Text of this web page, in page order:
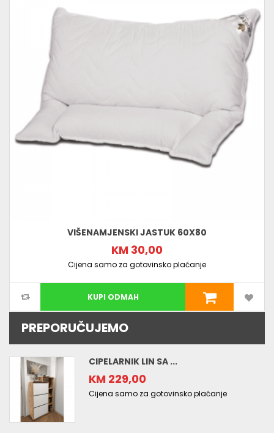
VIŠENAMJENSKI JASTUK 60X80
KM 30,00
Cijena samo za gotovinsko plaćanje
KUPI ODMAH
PREPORUČUJEMO
CIPELARNIK LIN SA ...
KM 229,00
Cijena samo za gotovinsko plaćanje